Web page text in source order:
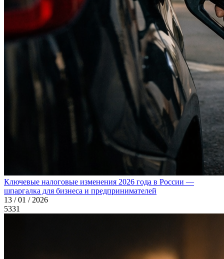
Ключевые налоговые изменения 2026 года в России —
шпаргалка для бизнеса и предпринимателей
13 / 01 / 2026
5331